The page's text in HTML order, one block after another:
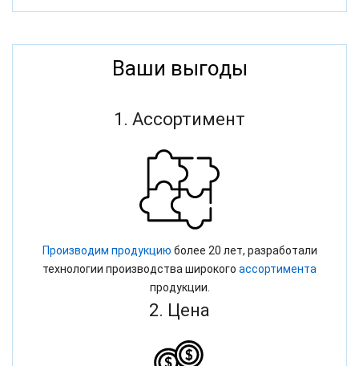
Ваши выгоды
1. Ассортимент
Производим продукцию более 20 лет, разработали
технологии производства широкого ассортимента
продукции.
2. Цена